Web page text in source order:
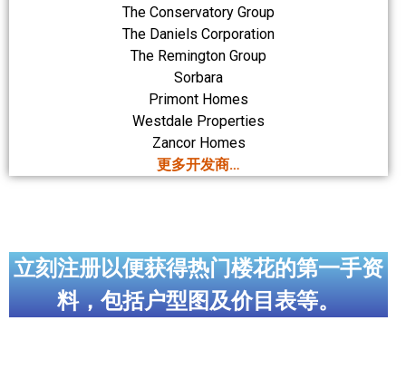
The Conservatory Group
The Daniels Corporation
The Remington Group
Sorbara
Primont Homes
Westdale Properties
Zancor Homes
更多开发商…
立刻注册以便获得热门楼花的第一手资
料，包括户型图及价目表等。